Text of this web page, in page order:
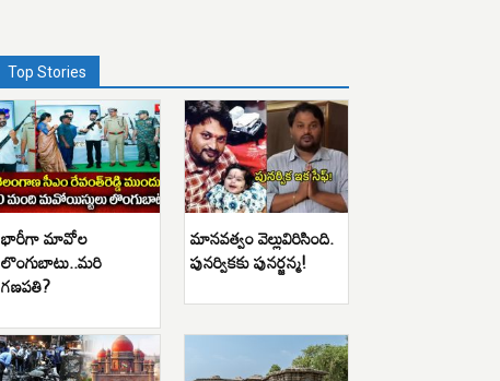
Top Stories
భారీగా మావోల
లొంగుబాటు..మరి
గణపతి?
మానవత్వం వెల్లువిరిసింది.
పునర్వికకు పునర్జన్మ!